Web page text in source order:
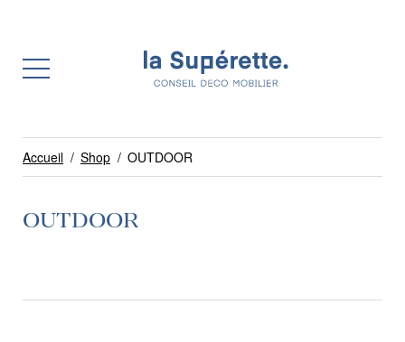
Accueil / Shop / OUTDOOR
OUTDOOR